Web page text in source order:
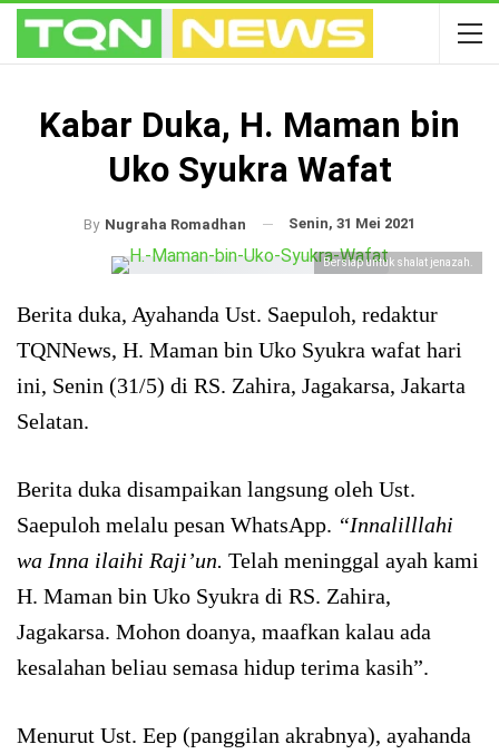
Kabar Duka, H. Maman bin
Uko Syukra Wafat
By Nugraha Romadhan Senin, 31 Mei 2021
Bersiap untuk shalat jenazah.
Berita duka, Ayahanda Ust. Saepuloh, redaktur
TQNNews, H. Maman bin Uko Syukra wafat hari
ini, Senin (31/5) di RS. Zahira, Jagakarsa, Jakarta
Selatan.
Berita duka disampaikan langsung oleh Ust.
Saepuloh melalu pesan WhatsApp. “Innalilllahi
wa Inna ilaihi Raji’un. Telah meninggal ayah kami
H. Maman bin Uko Syukra di RS. Zahira,
Jagakarsa. Mohon doanya, maafkan kalau ada
kesalahan beliau semasa hidup terima kasih”.
Menurut Ust. Eep (panggilan akrabnya), ayahanda